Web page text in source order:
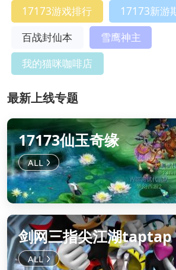
17173游戏排行
17173新游
百战封仙本
雪鹰神主
我的猫咪咖啡店
最新上线专题
17173仙玉奇缘
剑网三指尖江湖taptap